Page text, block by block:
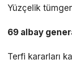
Yüzçelik
69 albay
Terfi kararları